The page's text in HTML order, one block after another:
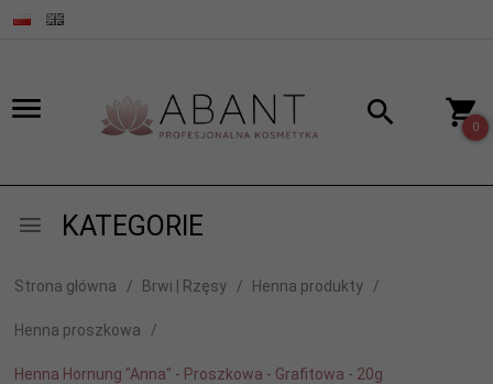
0
KATEGORIE
Strona główna Brwi | Rzęsy Henna produkty
Henna proszkowa
Henna Hornung "Anna" - Proszkowa - Grafitowa - 20g